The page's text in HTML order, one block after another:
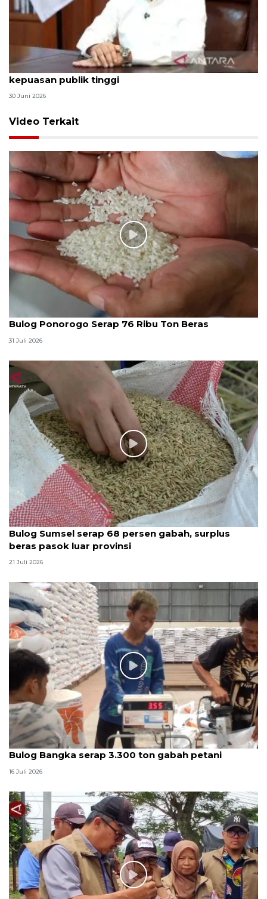
Qodari: Pemerintah tak puas diri meski tingkat
kepuasan publik tinggi
30 Juni 2026
Video Terkait
Bulog Ponorogo Serap 76 Ribu Ton Beras
31 Juli 2026
Bulog Sumsel serap 68 persen gabah, surplus
beras pasok luar provinsi
21 Juli 2026
Bulog Bangka serap 3.300 ton gabah petani
16 Juli 2026